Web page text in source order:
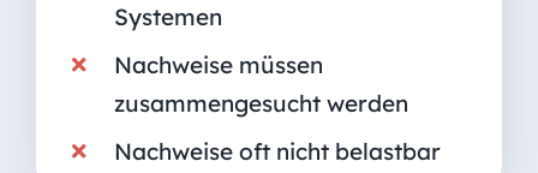
Systemen
Nachweise müssen
zusammengesucht werden
Nachweise oft nicht belastbar